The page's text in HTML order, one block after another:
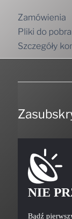
Zamówienia
Pliki do
Szczegóły
NIE
Bądź